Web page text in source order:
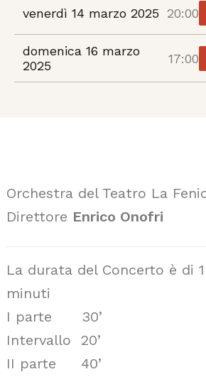
venerdì 14 marzo 2025 20:00
domenica 16 marzo
2025
17:00
Orchestra del Teatro La
Direttore Enrico Onofri
La durata del Concerto è di
minuti
I parte 30’
Intervallo 20’
II parte 40’